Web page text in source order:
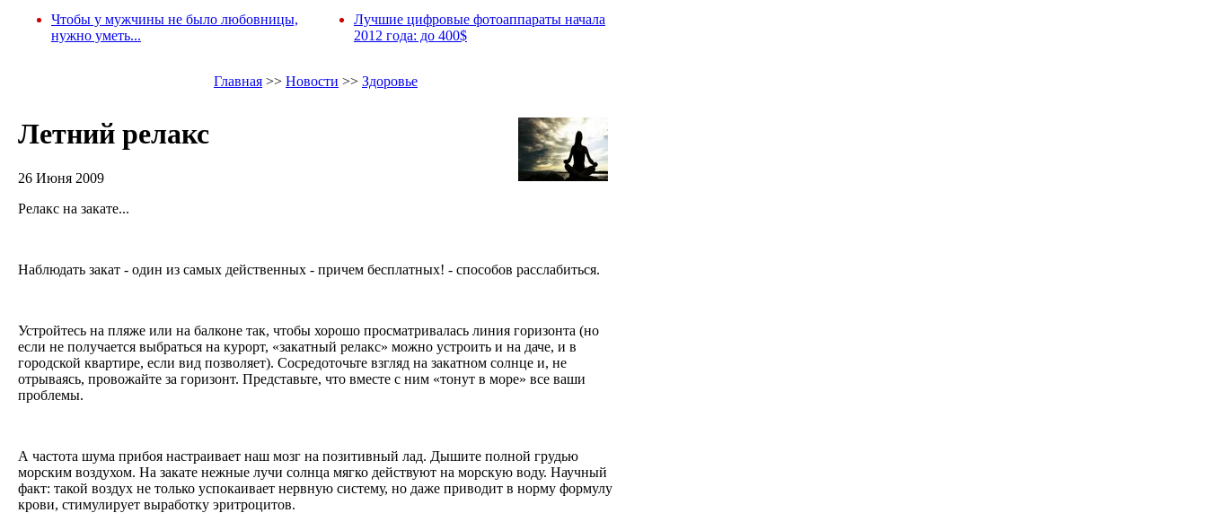
Чтобы у мужчины не было любовницы,
нужно уметь...
Лучшие цифровые фотоаппараты начала
2012 года: до 400$
Главная >> Новости >> Здоровье
Летний релакс
26 Июня 2009
Релакс на закате...
Наблюдать закат - один из самых действенных - причем бесплатных! - способов расслабиться.
Устройтесь на пляже или на балконе так, чтобы хорошо просматривалась линия горизонта (но
если не получается выбраться на курорт, «закатный релакс» можно устроить и на даче, и в
городской квартире, если вид позволяет). Сосредоточьте взгляд на закатном солнце и, не
отрываясь, провожайте за горизонт. Представьте, что вместе с ним «тонут в море» все ваши
проблемы.
А частота шума прибоя настраивает наш мозг на позитивный лад. Дышите полной грудью
морским воздухом. На закате нежные лучи солнца мягко действуют на морскую воду. Научный
факт: такой воздух не только успокаивает нервную систему, но даже приводит в норму формулу
крови, стимулирует выработку эритроцитов.